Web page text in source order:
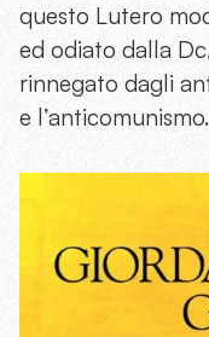
questo Lutero
ed odiato dalla
rinnegato dagli
e l’anticomunismo.